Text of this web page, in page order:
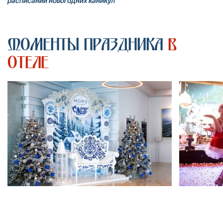
фокусником, ярким диджеем, неповторимым ведущим и самым
Моменты праздника в
отеле